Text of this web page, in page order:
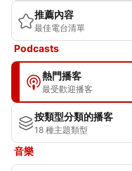
推薦內容
最佳電台清單
Podcasts
熱門播客
最受歡迎播客
按類型分類的播客
18 種主題類型
音樂